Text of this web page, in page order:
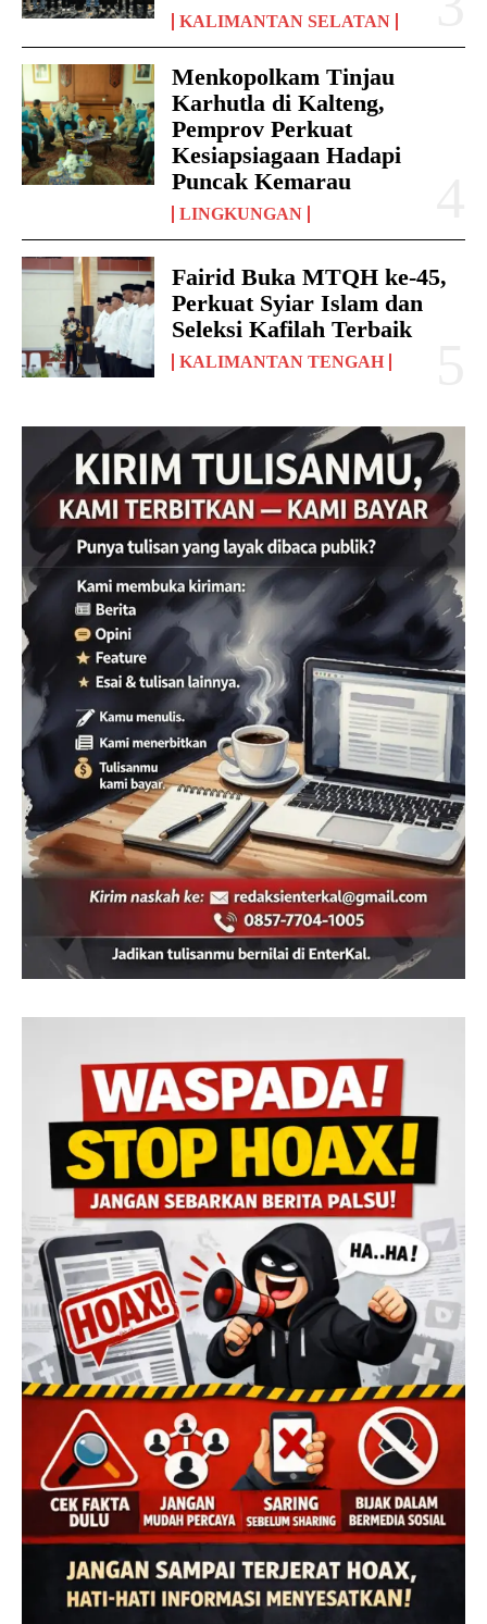
KALIMANTAN SELATAN
Menkopolkam Tinjau
Karhutla di Kalteng,
Pemprov Perkuat
Kesiapsiagaan Hadapi
Puncak Kemarau
LINGKUNGAN
Fairid Buka MTQH ke-45,
Perkuat Syiar Islam dan
Seleksi Kafilah Terbaik
KALIMANTAN TENGAH